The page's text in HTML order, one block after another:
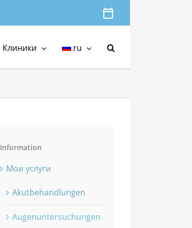
Termin
online
buchen
Клиники ru
Information
Мои услуги
Akutbehandlungen
Augenuntersuchungen